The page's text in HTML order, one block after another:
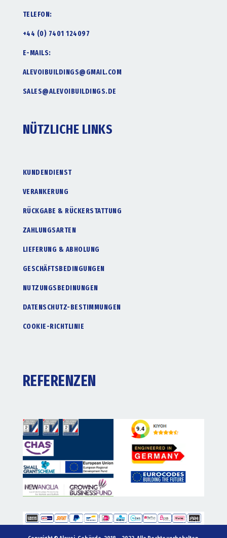
TELEFON:
+44 (0) 7401 124097
E-MAILS:
ALEVOIBUILDINGS@GMAIL.COM
SALES@ALEVOIBUILDINGS.DE
NÜTZLICHE LINKS
KUNDENDIENST
VERANKERUNG
RÜCKGABE & RÜCKERSTATTUNG
ZAHLUNGSARTEN
LIEFERUNG & ABHOLUNG
GESCHÄFTSBEDINGUNGEN
NUTZUNGSBEDINUNGEN
DATENSCHUTZ-BESTIMMUNGEN
COOKIE-RICHTLINIE
REFERENZEN